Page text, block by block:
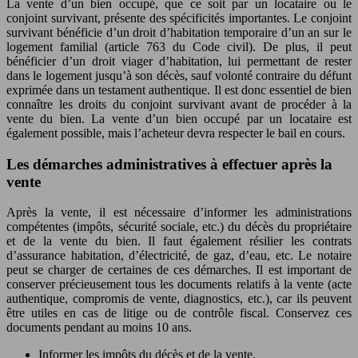
La vente d’un bien occupé, que ce soit par un locataire ou le
conjoint survivant, présente des spécificités importantes. Le conjoint
survivant bénéficie d’un droit d’habitation temporaire d’un an sur le
logement familial (article 763 du Code civil). De plus, il peut
bénéficier d’un droit viager d’habitation, lui permettant de rester
dans le logement jusqu’à son décès, sauf volonté contraire du défunt
exprimée dans un testament authentique. Il est donc essentiel de bien
connaître les droits du conjoint survivant avant de procéder à la
vente du bien. La vente d’un bien occupé par un locataire est
également possible, mais l’acheteur devra respecter le bail en cours.
Les démarches administratives à effectuer après la
vente
Après la vente, il est nécessaire d’informer les administrations
compétentes (impôts, sécurité sociale, etc.) du décès du propriétaire
et de la vente du bien. Il faut également résilier les contrats
d’assurance habitation, d’électricité, de gaz, d’eau, etc. Le notaire
peut se charger de certaines de ces démarches. Il est important de
conserver précieusement tous les documents relatifs à la vente (acte
authentique, compromis de vente, diagnostics, etc.), car ils peuvent
être utiles en cas de litige ou de contrôle fiscal. Conservez ces
documents pendant au moins 10 ans.
Informer les impôts du décès et de la vente.